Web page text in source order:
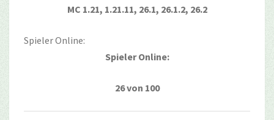
MC 1.21, 1.21.11, 26.1, 26.1.2, 26.2
Spieler Online:
Spieler Online:
26 von 100